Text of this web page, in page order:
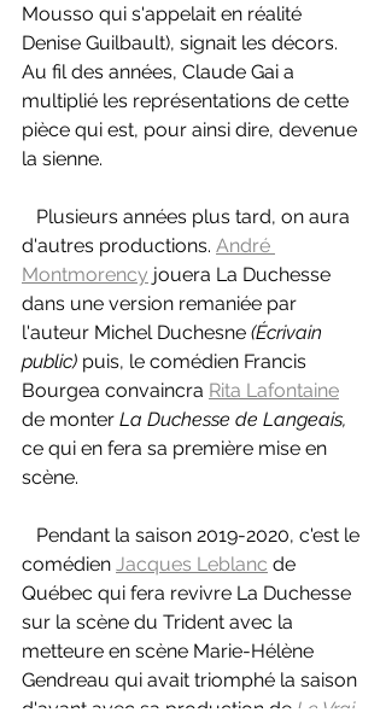
Mousso qui s'appelait en réalité
Denise Guilbault), signait les décors.
Au fil des années, Claude Gai a
multiplié les représentations de cette
pièce qui est, pour ainsi dire, devenue
la sienne.
d'autres productions. André
Montmorency jouera La Duchesse
dans une version remaniée par
l'auteur Michel Duchesne (Écrivain
public) puis, le comédien Francis
Bourgea convaincra Rita Lafontaine
de monter La Duchesse de Langeais,
ce qui en fera sa première mise en
scène.
comédien Jacques Leblanc de
Québec qui fera revivre La Duchesse
sur la scène du Trident avec la
metteure en scène Marie-Hélène
Gendreau qui avait triomphé la saison
d'avant avec sa production de Le Vrai